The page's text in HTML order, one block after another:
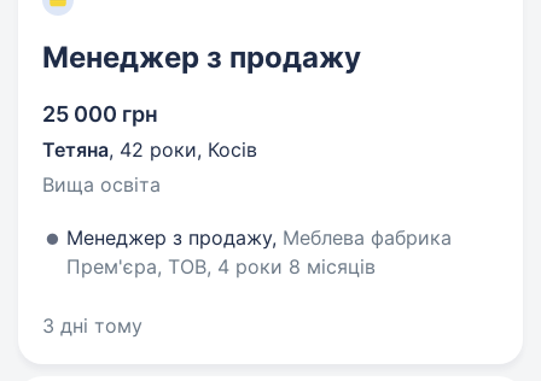
Менеджер з продажу
25 000 грн
Тетяна, 42 роки, Косів
Вища освіта
Менеджер з продажу, Меблева фабрика
Прем'єра, ТОВ, 4 роки 8 місяців
3 дні тому